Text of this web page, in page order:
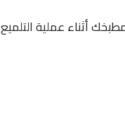
أثناء عملية